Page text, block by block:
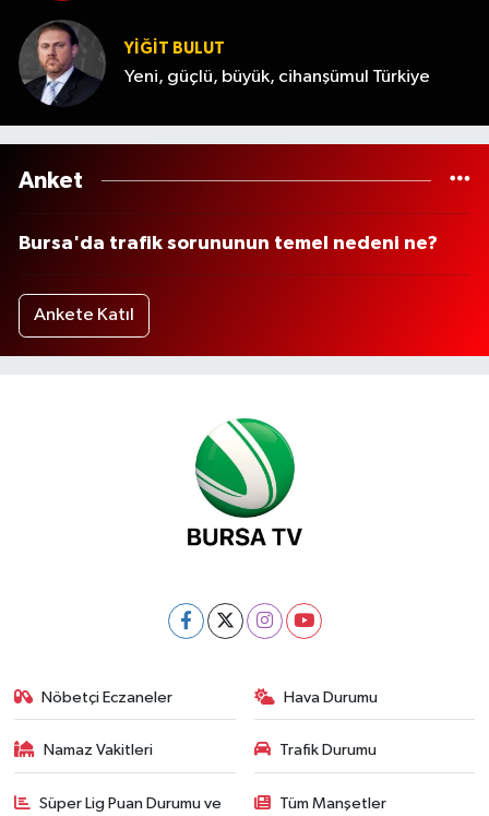
YİĞİT BULUT
Yeni, güçlü, büyük, cihanşümul Türkiye
Anket
Bursa'da trafik sorununun temel nedeni ne?
Ankete Katıl
Nöbetçi Eczaneler Hava Durumu
Namaz Vakitleri Trafik Durumu
Süper Lig Puan Durumu ve Tüm Manşetler